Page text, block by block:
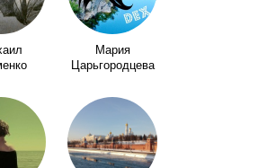
Мария
Царьгородцева